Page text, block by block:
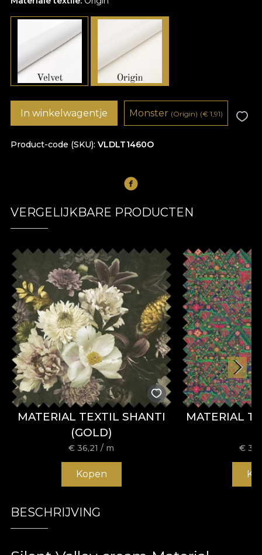
Product-code (SKU) VLDLT1460O
In winkelwagentje Monster (Origin) (€ 1,91)
VERGELIJKBARE PRODUCTEN
MATERIAL TEXTIL SHANTI
(GOLD)
€36,21 / m
Kopen
MATERIAL
€
BESCHRIJVING